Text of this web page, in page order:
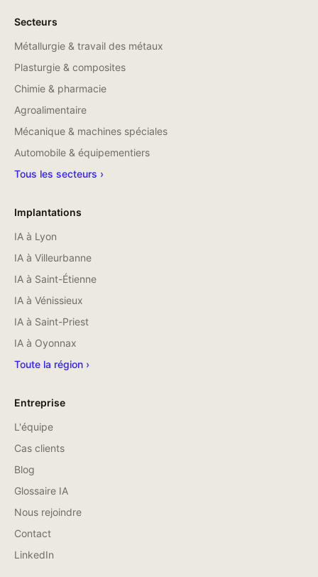
Secteurs
Métallurgie & travail des métaux
Plasturgie & composites
Chimie & pharmacie
Agroalimentaire
Mécanique & machines spéciales
Automobile & équipementiers
Tous les secteurs ›
Implantations
IA à Lyon
IA à Villeurbanne
IA à Saint-Étienne
IA à Vénissieux
IA à Saint-Priest
IA à Oyonnax
Toute la région ›
Entreprise
L'équipe
Cas clients
Blog
Glossaire IA
Nous rejoindre
Contact
LinkedIn